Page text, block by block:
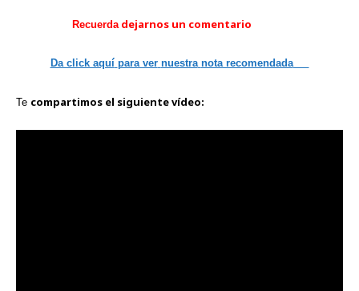
Recuerda dejarnos un comentario
Da click aquí para ver nuestra nota recomendada
Te compartimos el siguientevídeo: